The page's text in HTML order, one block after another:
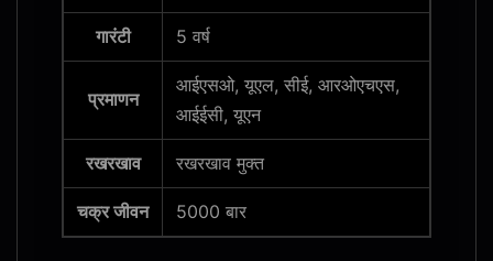
गारंटी 5 वर्ष
प्रमाणन
आईएसओ, यूएल, सीई, आरओएचएस,
आईईसी, यूएन
रखरखाव रखरखाव मुक्त
चक्र जीवन 5000 बार